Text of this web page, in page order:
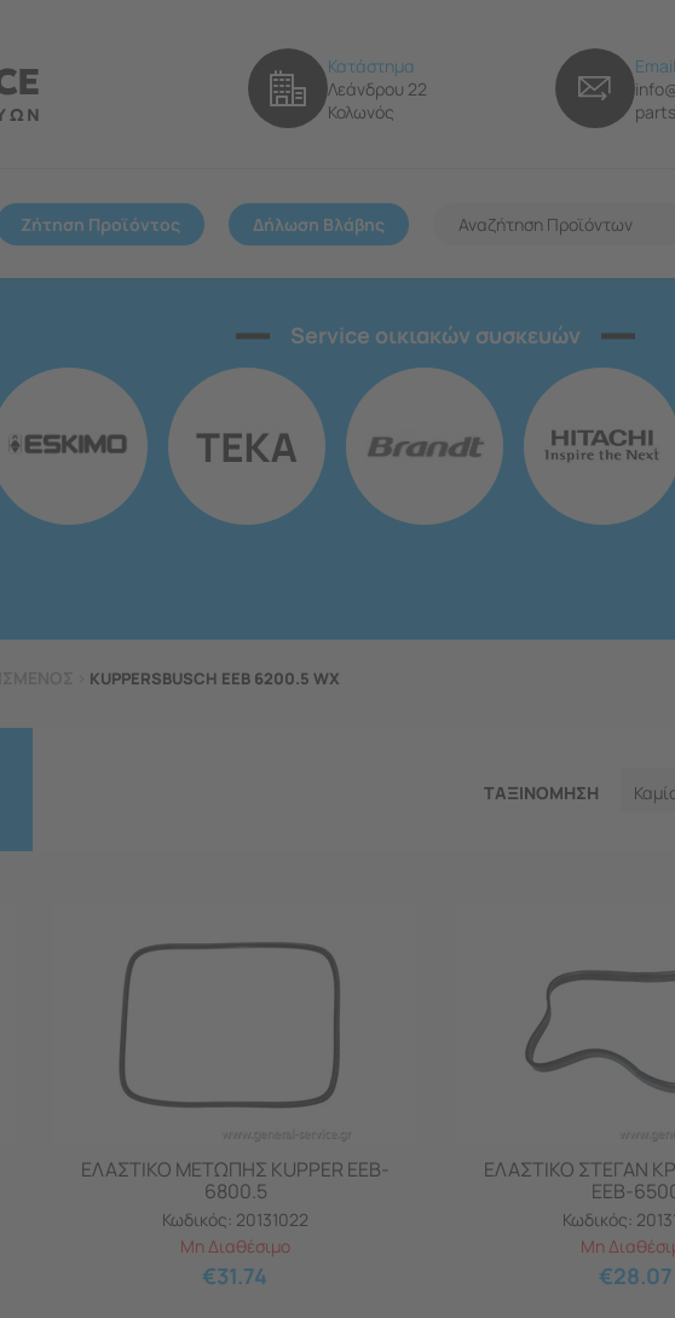
Κατάστημα
Λεάνδρου 22
Κολωνός
Email
Ζήτηση Προϊόντος Δήλωση Βλάβης
Service οικιακών συσκευών
KUPPERSBUSCH EEB 6200.5 WX
ΤΑΞΙΝΟΜΗΣΗ
ΕΛΑΣΤΙΚΟ ΜΕΤΩΠΗΣ KUPPER EEB-
6800.5
Κωδικός: 20131022
Μη Διαθέσιμο
€31.74
ΕΛΑΣΤΙΚΟ ΣΤΕΓΑΝ
ΕΕB-
Κωδικός:
Μη
€28.07